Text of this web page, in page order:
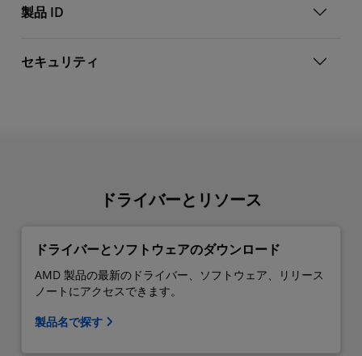
製品 ID
セキュリティ
ドライバーとリソース
ドライバーとソフトウェアのダウンロード
AMD 製品の最新のドライバー、ソフトウェア、リリース
ノートにアクセスできます。
製品名で探す